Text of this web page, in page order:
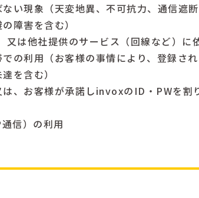
い現象（天変地異、不可抗力、通信遮
障害を含む）
又は他社提供のサービス（回線など）に
の利用（お客様の事情により、登録さ
を含む）
は、お客様が承諾しinvoxのID・PWを割
信）の利用